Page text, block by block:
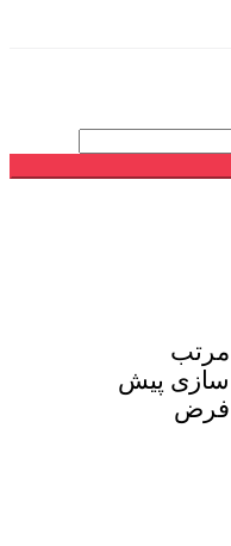
مرتب
سازی پیش
فرض